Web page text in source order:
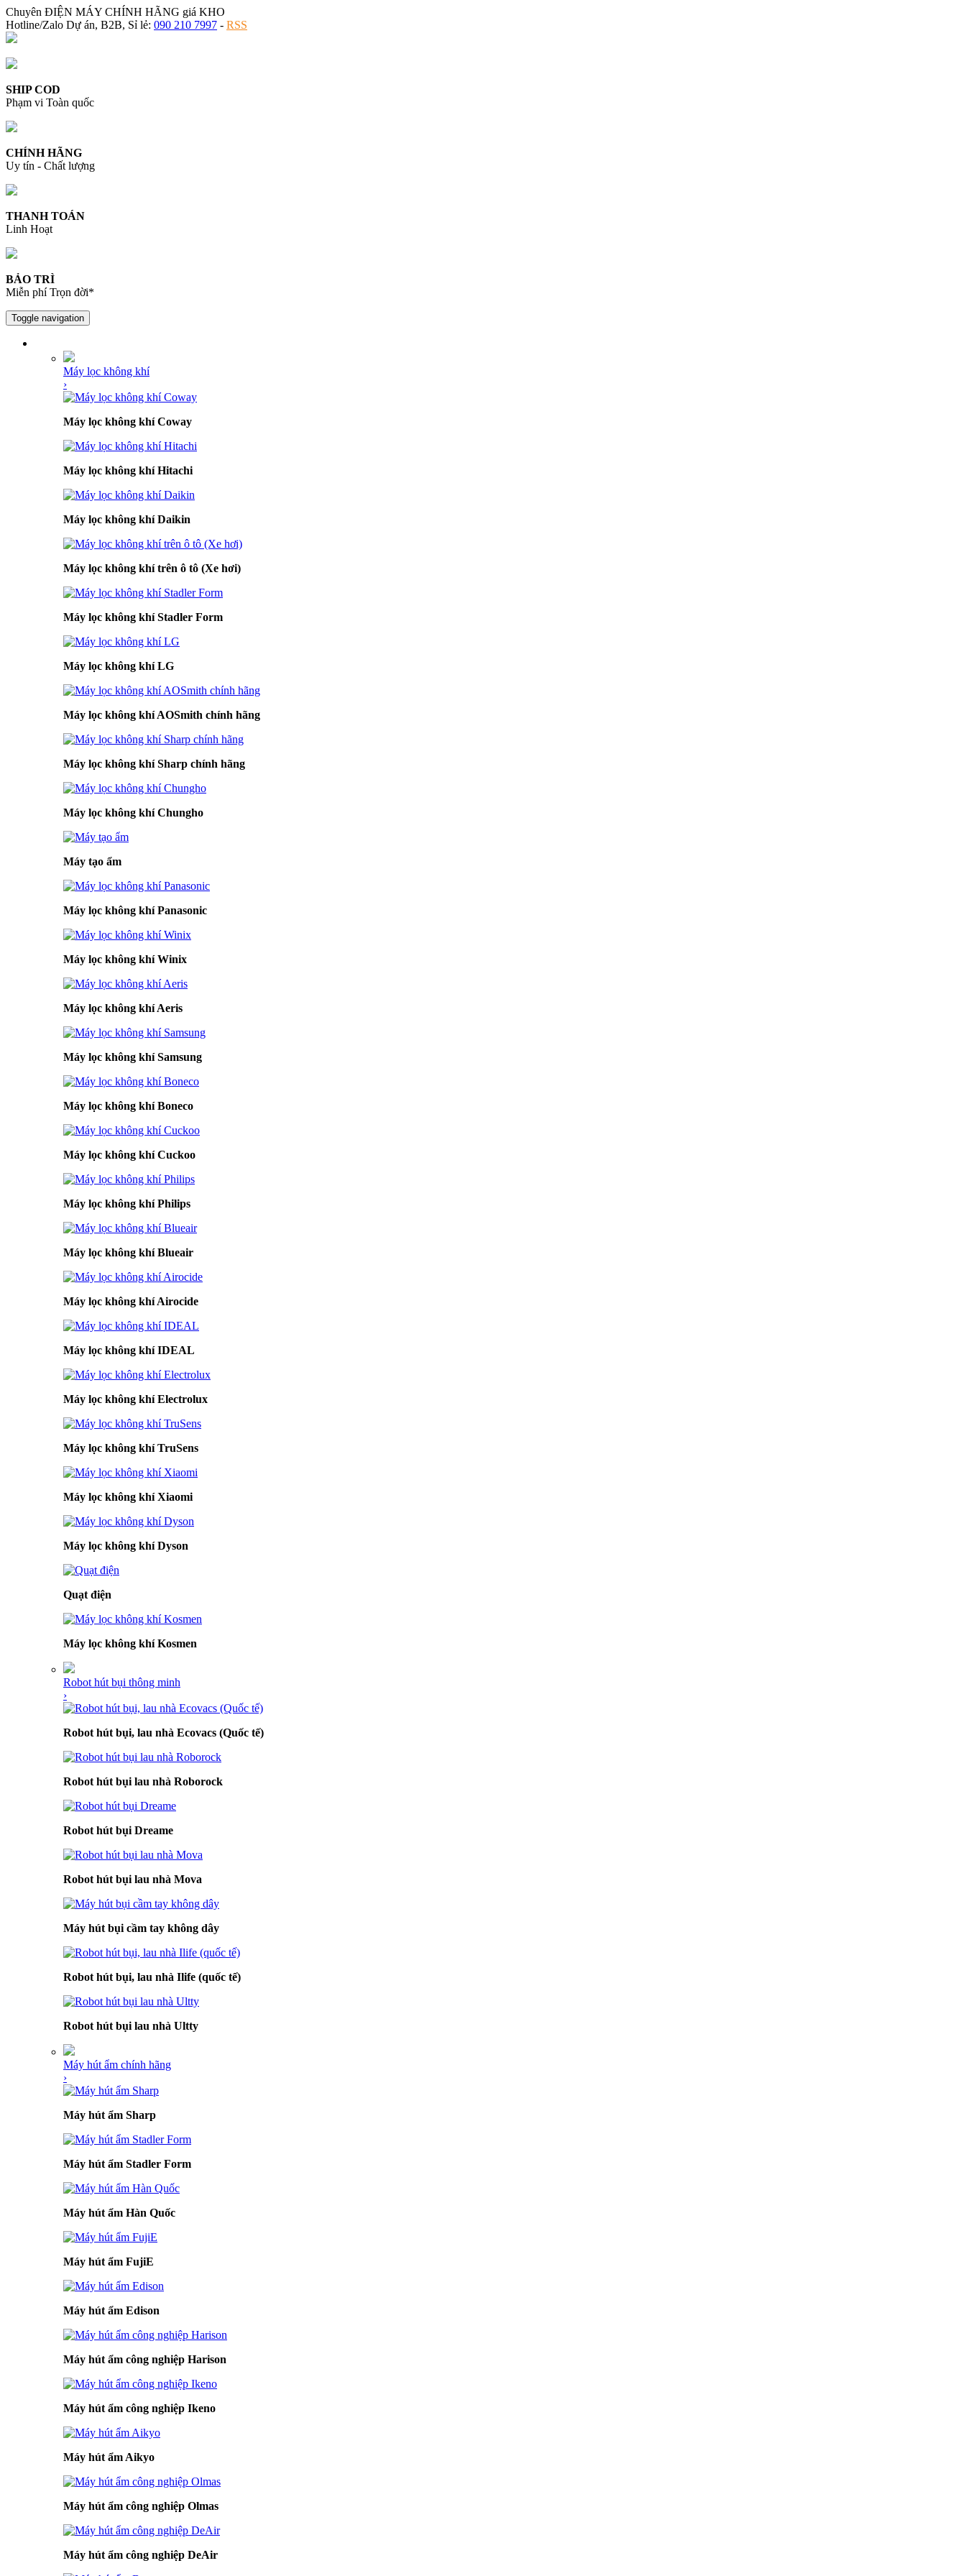
Chuyên ĐIỆN MÁY CHÍNH HÃNG giá KHO
Hotline/Zalo Dự án, B2B, Sỉ lẻ: 090 210 7997 - RSS
SHIP COD
Phạm vi Toàn quốc
CHÍNH HÃNG
Uy tín - Chất lượng
THANH TOÁN
Linh Hoạt
BẢO TRÌ
Miễn phí Trọn đời*
Toggle navigation
Máy lọc không khí
›
Máy lọc không khí Coway
Máy lọc không khí Hitachi
Máy lọc không khí Daikin
Máy lọc không khí trên ô tô (Xe hơi)
Máy lọc không khí Stadler Form
Máy lọc không khí LG
Máy lọc không khí AOSmith chính hãng
Máy lọc không khí Sharp chính hãng
Máy lọc không khí Chungho
Máy tạo ẩm
Máy lọc không khí Panasonic
Máy lọc không khí Winix
Máy lọc không khí Aeris
Máy lọc không khí Samsung
Máy lọc không khí Boneco
Máy lọc không khí Cuckoo
Máy lọc không khí Philips
Máy lọc không khí Blueair
Máy lọc không khí Airocide
Máy lọc không khí IDEAL
Máy lọc không khí Electrolux
Máy lọc không khí TruSens
Máy lọc không khí Xiaomi
Máy lọc không khí Dyson
Quạt điện
Máy lọc không khí Kosmen
Robot hút bụi thông minh
›
Robot hút bụi, lau nhà Ecovacs (Quốc tế)
Robot hút bụi lau nhà Roborock
Robot hút bụi Dreame
Robot hút bụi lau nhà Mova
Máy hút bụi cầm tay không dây
Robot hút bụi, lau nhà Ilife (quốc tế)
Robot hút bụi lau nhà Ultty
Máy hút ẩm chính hãng
›
Máy hút ẩm Sharp
Máy hút ẩm Stadler Form
Máy hút ẩm Hàn Quốc
Máy hút ẩm FujiE
Máy hút ẩm Edison
Máy hút ẩm công nghiệp Harison
Máy hút ẩm công nghiệp Ikeno
Máy hút ẩm Aikyo
Máy hút ẩm công nghiệp Olmas
Máy hút ẩm công nghiệp DeAir